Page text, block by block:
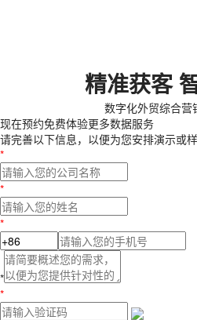
精准获客
数字化外贸综合营
现在预约免费体验更多数据服务
请完善以下信息，以便为您安排演示或
*
*
*
*
*